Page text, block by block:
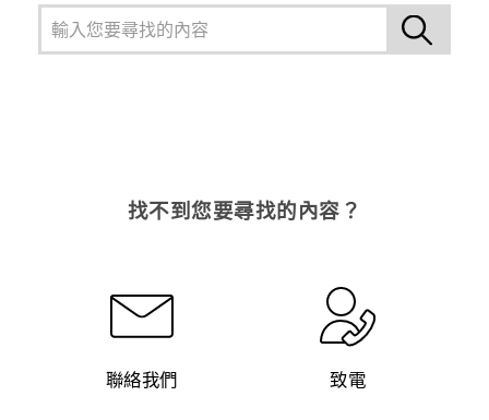
找不到您要尋找的內容？
聯絡我們 致電